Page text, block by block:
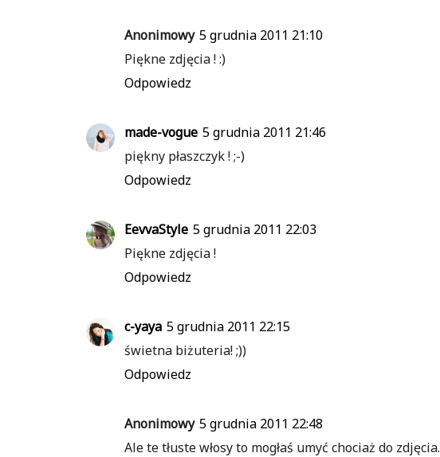
Anonimowy 5 grudnia 2011 21:10
Piękne zdjęcia ! :)
Odpowiedz
made-vogue 5 grudnia 2011 21:46
piękny płaszczyk ! ;-)
Odpowiedz
EevvaStyle 5 grudnia 2011 22:03
Piękne zdjęcia !
Odpowiedz
c-yaya 5 grudnia 2011 22:15
świetna biżuteria! ;))
Odpowiedz
Anonimowy 5 grudnia 2011 22:48
Ale te tłuste włosy to mogłaś umyć chociaż do zdjęcia.